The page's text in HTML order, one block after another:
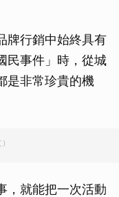
牌行銷中始終具有
民事件」時，從城
是非常珍貴的機
，就能把一次活動